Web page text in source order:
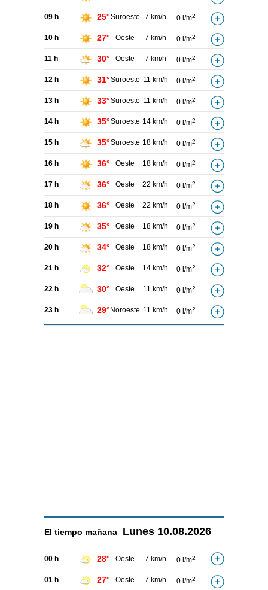
09 h 25°Suroeste 7 km/h 0 l/m2
10 h 27° Oeste 7 km/h 0 l/m2
11 h 30° Oeste 7 km/h 0 l/m2
12 h 31°Suroeste 11 km/h 0 l/m2
13 h 33°Suroeste 11 km/h 0 l/m2
14 h 35°Suroeste 14 km/h 0 l/m2
15 h 35°Suroeste 18 km/h 0 l/m2
16 h 36° Oeste 18 km/h 0 l/m2
17 h 36° Oeste 22 km/h 0 l/m2
18 h 36° Oeste 22 km/h 0 l/m2
19 h 35° Oeste 18 km/h 0 l/m2
20 h 34° Oeste 18 km/h 0 l/m2
21 h 32° Oeste 14 km/h 0 l/m2
22 h 30° Oeste 11 km/h 0 l/m2
23 h 29° Noroeste 11 km/h 0 l/m2
El tiempo mañana Lunes 10.08.2026
00 h 28° Oeste 7 km/h 0 l/m2
01 h 27° Oeste 7 km/h 0 l/m2